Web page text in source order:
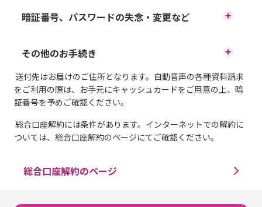
択してください。選択後、画面
は、画面上部にある「ログイ
す。
氏名の変更
キャッシュカードのご利用限度額の変更
キャッシュカードの紛失・盗難
キャッシュカードの入出金不良
イオン銀行ダイレクトご利用カード（確認番
号表）の紛失
暗証番号、パスワードの失念・変更など
キャッシュカードの暗証番号のロック・失念
キャッシュカードの暗証番号の変更
インターネットバンキングのパスワードなど
のロック・失念
インターネットバンキングのパスワード変更
その他のお手続き
残高証明書の発行
取引明細証明書の発行
送付先はお届けのご住所となります。自動音声の各種資料請求
をご利用の際は、お手元にキャッシュカードをご用意の上、暗
証番号を予めご確認ください。
総合口座解約には条件があります。インターネットでの解約に
ついては、総合口座解約のページにてご確認ください。
総合口座解約のページ